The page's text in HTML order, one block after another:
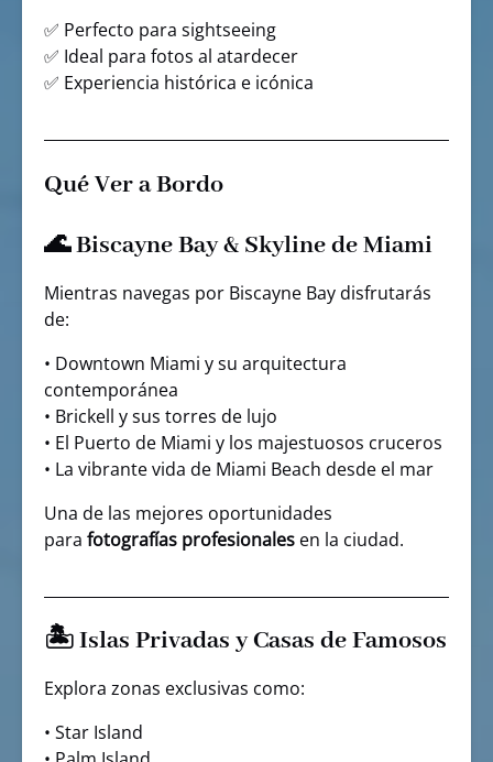
✅ Perfecto para sightseeing
✅ Ideal para fotos al atardecer
✅ Experiencia histórica e icónica
Qué Ver a Bordo
🌊Biscayne Bay & Skyline de Miami
Mientras navegas por Biscayne Bay disfrutarás
de:
• Downtown Miami y su arquitectura
contemporánea
• Brickell y sus torres de lujo
• El Puerto de Miami y los majestuosos cruceros
• La vibrante vida de Miami Beach desde el mar
Una de las mejores oportunidades
para fotografías profesionales en la ciudad.
🏝 Islas Privadas y Casas de Famosos
Explora zonas exclusivas como:
• Star Island